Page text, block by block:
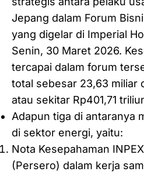
Jepang dalam Forum
yang digelar di Imperial
Senin, 30 Maret 2026.
tercapai dalam forum
total sebesar 23,63 miliar
atau sekitar Rp401,71
Adapun tiga di antaranya
di sektor energi, yaitu:
Nota Kesepahaman
(Persero) dalam kerja